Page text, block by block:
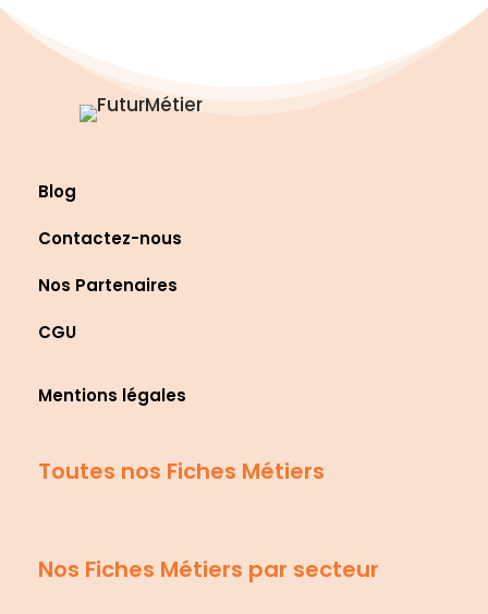
Blog
Contactez-nous
Nos Partenaires
CGU
Mentions légales
Toutes nos Fiches Métiers
Nos Fiches Métiers par secteur